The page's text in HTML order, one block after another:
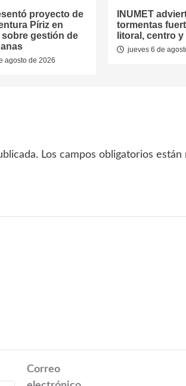
proyecto de
Píriz en
gestión de
agosto de 2026
INUMET
tormentas
litoral, centro
jueves 6 de
Los campos obligatorios están
Correo